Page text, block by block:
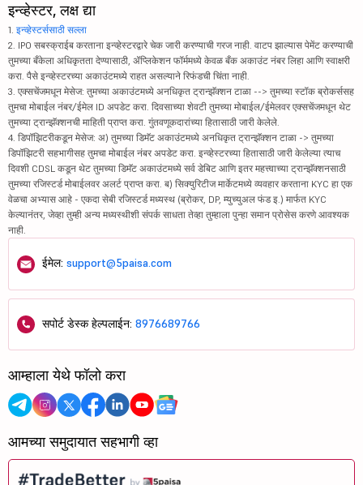
इन्व्हेस्टर, लक्ष द्या
1. इन्व्हेस्टर्ससाठी सल्ला
2. IPO सबस्क्राईब करताना इन्व्हेस्टरद्वारे चेक जारी करण्याची गरज नाही. वाटप झाल्यास पेमेंट करण्याची
तुमच्या बँकेला अधिकृतता देण्यासाठी, ॲप्लिकेशन फॉर्ममध्ये केवळ बँक अकाउंट नंबर लिहा आणि स्वाक्षरी
करा. पैसे इन्व्हेस्टरच्या अकाउंटमध्ये राहत असल्याने रिफंडची चिंता नाही.
3. एक्सचेंजमधून मेसेज: तुमच्या अकाउंटमध्ये अनधिकृत ट्रान्झॅक्शन टाळा --> तुमच्या स्टॉक ब्रोकर्ससह
तुमचा मोबाईल नंबर/ईमेल ID अपडेट करा. दिवसाच्या शेवटी तुमच्या मोबाईल/ईमेलवर एक्सचेंजमधून थेट
तुमच्या ट्रान्झॅक्शनची माहिती प्राप्त करा. गुंतवणूकदारांच्या हितासाठी जारी केलेले.
4. डिपॉझिटरीकडून मेसेज: अ) तुमच्या डिमॅट अकाउंटमध्ये अनधिकृत ट्रान्झॅक्शन टाळा -> तुमच्या
डिपॉझिटरी सहभागीसह तुमचा मोबाईल नंबर अपडेट करा. इन्व्हेस्टरच्या हितासाठी जारी केलेल्या त्याच
दिवशी CDSL कडून थेट तुमच्या डिमॅट अकाउंटमध्ये सर्व डेबिट आणि इतर महत्त्वाच्या ट्रान्झॅक्शनसाठी
तुमच्या रजिस्टर्ड मोबाईलवर अलर्ट प्राप्त करा. ब) सिक्युरिटीज मार्केटमध्ये व्यवहार करताना KYC हा एक
वेळचा अभ्यास आहे - एकदा सेबी रजिस्टर्ड मध्यस्थ (ब्रोकर, DP, म्युच्युअल फंड इ.) मार्फत KYC
केल्यानंतर, जेव्हा तुम्ही अन्य मध्यस्थीशी संपर्क साधता तेव्हा तुम्हाला पुन्हा समान प्रोसेस करणे आवश्यक
नाही.
ईमेल: support@5paisa.com
सपोर्ट डेस्क हेल्पलाईन: 8976689766
आम्हाला येथे फॉलो करा
आमच्या समुदायात सहभागी व्हा